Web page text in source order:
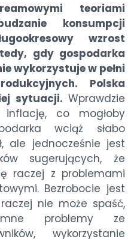
teoriami
konsumpcji
wzrost
gdy gospodarka
wykorzystuje w pełni
Polska
sytuacji. Wprawdzie
co mogłoby
wciąż słabo
ale jednocześnie jest
sugerujących, że
raczej z problemami
Bezrobocie jest
nie może spaść,
problemy ze
wykorzystanie